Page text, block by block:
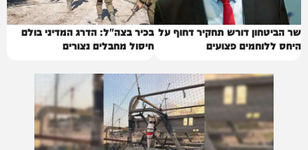
שר הביטחון דורש תחקיר דחוף על
היחס ללוחמים פצועים
בכיר בצה"ל: הדרג המדיני בולם
חיסול מחבלים נצורים